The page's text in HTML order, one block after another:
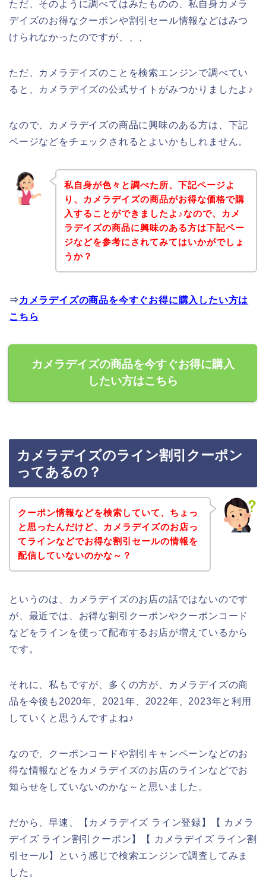
ただ、そのように調べてはみたものの、私自身カメラ
デイズのお得なクーポンや割引セール情報などはみつ
けられなかったのですが、、、
ただ、カメラデイズのことを検索エンジンで調べてい
ると、カメラデイズの公式サイトがみつかりましたよ♪
なので、カメラデイズの商品に興味のある方は、下記
ページなどをチェックされるとよいかもしれません。
私自身が色々と調べた所、下記ページよ
り、カメラデイズの商品がお得な価格で購
入することができましたよ♪なので、カメ
ラデイズの商品に興味のある方は下記ペー
ジなどを参考にされてみてはいかがでしょ
うか？
⇒ カメラデイズの商品を今すぐお得に購入したい方は
こちら
カメラデイズの商品を今すぐお得に購入
したい方はこちら
カメラデイズのライン割引クーポン
ってあるの？
クーポン情報などを検索していて、ちょっ
と思ったんだけど、カメラデイズのお店っ
てラインなどでお得な割引セールの情報を
配信していないのかな～？
というのは、カメラデイズのお店の話ではないのです
が、最近では、お得な割引クーポンやクーポンコード
などをラインを使って配布するお店が増えているから
です。
それに、私もですが、多くの方が、カメラデイズの商
品を今後も2020年、2021年、2022年、2023年と利用
していくと思うんですよね♪
なので、クーポンコードや割引キャンペーンなどのお
得な情報などをカメラデイズのお店のラインなどでお
知らせをしていないのかな～と思いました。
だから、早速、【カメラデイズ ライン登録】【 カメラ
デイズ ライン割引クーポン】【 カメラデイズ ライン割
引セール】という感じで検索エンジンで調査してみま
した。